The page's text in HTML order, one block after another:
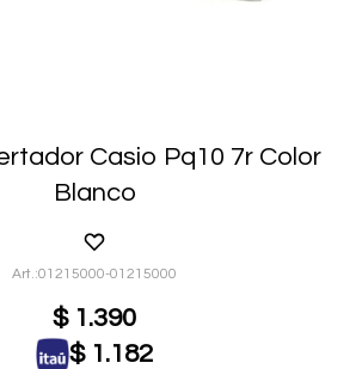
Casio Pq10 7r Color
Blanco
01215000-01215000
$ 1.390
$ 1.182